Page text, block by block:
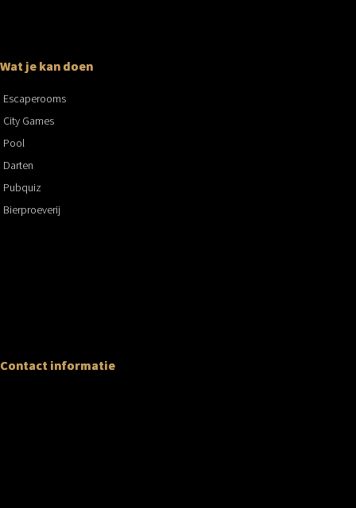
Wat je kan doen
Escaperooms
City Games
Pool
Darten
Pubquiz
Bierproeverij
Contact informatie